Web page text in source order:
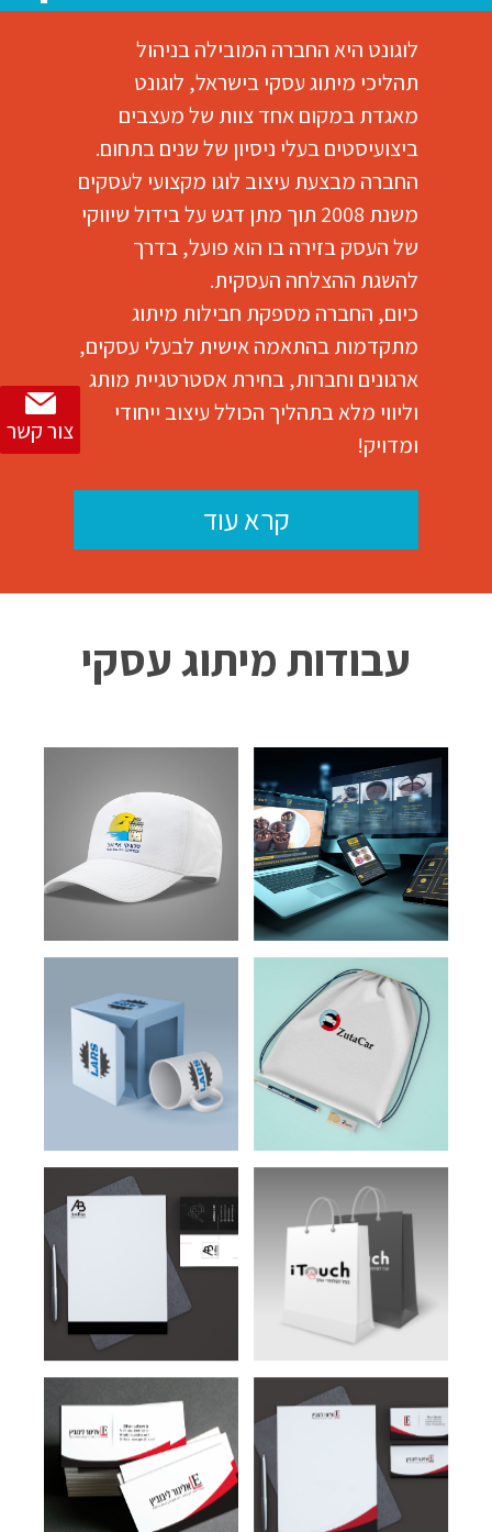
לוגונט היא החברה המובילה בניהול
תהליכי מיתוג עסקי בישראל, לוגונט
מאגדת במקום אחד צוות של מעצבים
ביצועיסטים בעלי ניסיון של שנים בתחום.
החברה מבצעת עיצוב לוגו מקצועי לעסקים
משנת 2008 תוך מתן דגש על בידול שיווקי
של העסק בזירה בו הוא פועל, בדרך
להשגת ההצלחה העסקית.
כיום, החברה מספקת חבילות מיתוג
מתקדמות בהתאמה אישית לבעלי עסקים,
ארגונים וחברות, בחירת אסטרטגיית מותג
וליווי מלא בתהליך הכולל עיצוב ייחודי
ומדויק!
קרא עוד
עבודות מיתוג עסקי
צור קשר